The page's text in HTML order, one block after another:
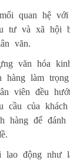
quan hệ với
tư và xã hội
văn.
văn hóa
hàng làm
viên đều
cầu của
hàng để
lao động như